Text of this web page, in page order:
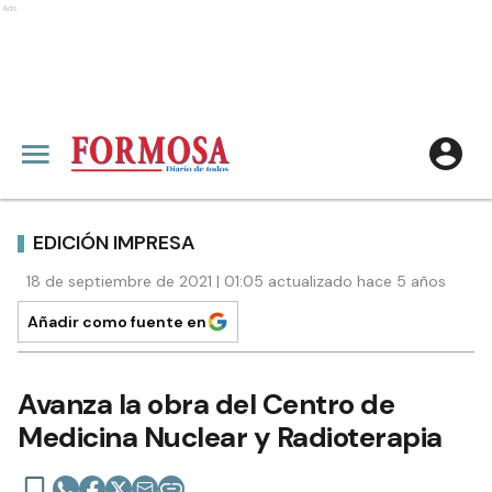
Ads
EDICIÓN IMPRESA
18 de septiembre de 2021 | 01:05 actualizado hace 5 años
Añadir como fuente en
Avanza la obra del Centro de
Medicina Nuclear y Radioterapia